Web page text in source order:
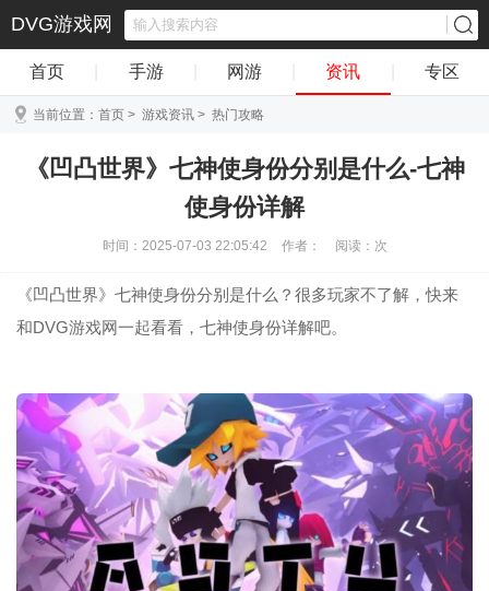
DVG游戏网
首页 手游 网游 资讯 专区
当前位置： 首页 > 游戏资讯 > 热门攻略
《凹凸世界》七神使身份分别是什么-七神
使身份详解
时间：2025-07-03 22:05:42 作者： 阅读： 次
《凹凸世界》七神使身份分别是什么？很多玩家不了解，快来
和DVG游戏网一起看看，七神使身份详解吧。